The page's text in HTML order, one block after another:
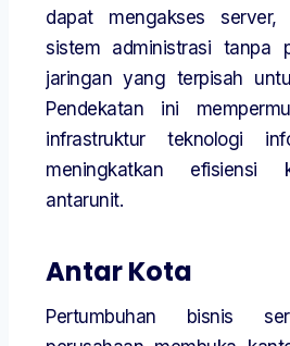
dapat mengakses server,
sistem administrasi tanpa
jaringan yang terpisah
Pendekatan ini
infrastruktur teknologi
meningkatkan efisiensi
antarunit.
Antar Kota
Pertumbuhan bisnis